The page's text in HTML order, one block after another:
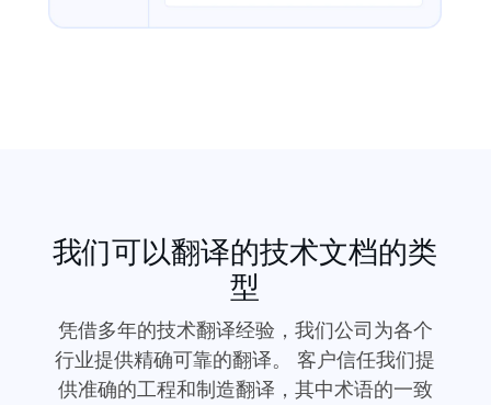
我们可以翻译的技术文档的类
型
凭借多年的技术翻译经验，我们公司为各个
行业提供精确可靠的翻译。 客户信任我们提
供准确的工程和制造翻译，其中术语的一致